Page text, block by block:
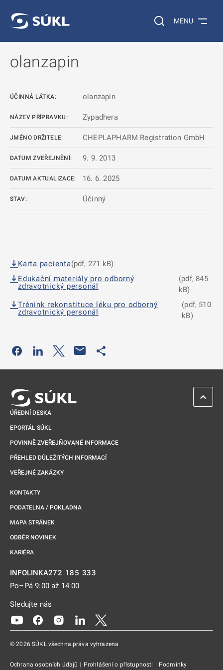
Vyhledávání na
MENU
olanzapin
ÚČINNÁ LÁTKA: olanzapin
NÁZEV PŘÍPRAVKU: Zypadhera
JMÉNO DRŽITELE: CHEPLAPHARM Registration GmbH
DATUM ZVEŘEJNĚNÍ: 9. 9. 2013
DATUM AKTUALIZACE: 16. 6. 2025
STAV: Účinný
Karta pacienta(pdf, 271 kB)
Edukační materiály pro odborný
zdravotnický personál
(pdf, 845
kB)
Trénink rekonstituce léku pro odborný
zdravotnický personál
(pdf, 510
kB)
Odkaz se otevře na nové kartě
Odkaz se otevře na nové kartě
Odkaz se otevře na nové kartě
ÚŘEDNÍ DESKA
EPORTÁL SÚKL
POVINNĚ ZVEŘEJŇOVANÉ INFORMACE
PŘEHLED DŮLEŽITÝCH INFORMACÍ
VEŘEJNÉ ZAKÁZKY
KONTAKTY
PODATELNA / POKLADNA
MAPA STRÁNEK
ODBĚR NOVINEK
KARIÉRA
INFOLINKA272 185 333
Po–Pá 9:00 až 14:00
Sledujte nás
Odkaz se otevře na nové kartě
Odkaz se otevře na nové kartě
Odkaz se otevře na nové kartě
Odkaz se otevře na nové kartě
© 2026 SÚKL všechna práva vyhrazena
Ochrana osobních údajů | Prohlášení o přístupnosti | Podmínky
ZPĚT